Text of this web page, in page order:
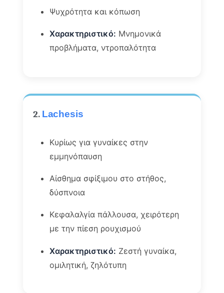
Ψυχρότητα και κόπωση
Χαρακτηριστικό: Μνημονικά
προβλήματα, ντροπαλότητα
2. Lachesis
Κυρίως για γυναίκες στην
εμμηνόπαυση
Αίσθημα σφίξιμου στο στήθος,
δύσπνοια
Κεφαλαλγία πάλλουσα, χειρότερη
με την πίεση ρουχισμού
Χαρακτηριστικό: Ζεστή γυναίκα,
ομιλητική, ζηλότυπη